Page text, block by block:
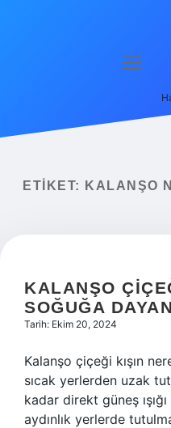
menüyü
ETIKET: KALANŞO
KALANŞO
SOĞUĞA
Tarih: Ekim 20, 2024
Kalanşo çiçeği kışın
sıcak yerlerden uzak
kadar direkt güneş
aydınlık yerlerde